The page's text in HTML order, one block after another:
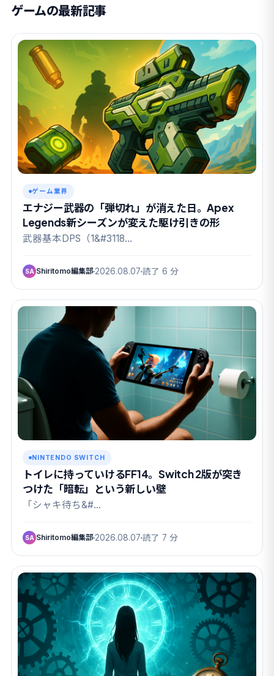
ゲームの最新記事
ゲーム業界
エナジー武器の「弾切れ」が消えた日。Apex
Legends新シーズンが変えた駆け引きの形
武器基本DPS（1&#3118…
SA Shiritomo編集部 2026.08.07 読了 6 分
NINTENDO SWITCH
トイレに持っていけるFF14。Switch 2版が突き
つけた「暗転」という新しい壁
「シャキ待ち&#…
SA Shiritomo編集部 2026.08.07 読了 7 分